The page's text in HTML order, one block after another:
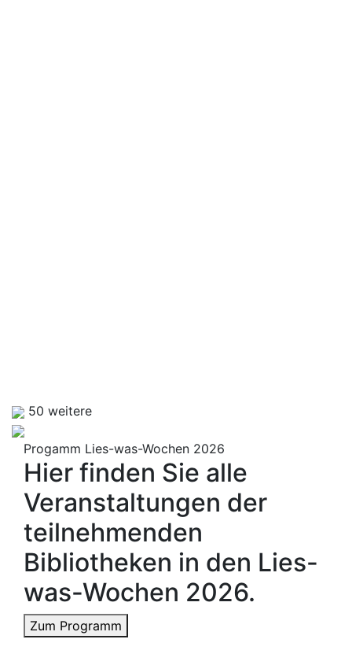
50 weitere
Progamm Lies-was-Wochen 2026
Hier finden Sie alle
Veranstaltungen der
teilnehmenden
Bibliotheken in den Lies-
was-Wochen 2026.
Zum Programm